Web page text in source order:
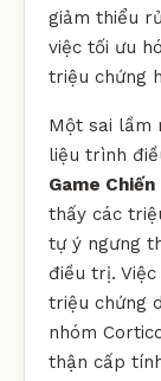
giảm thiểu
việc tối ưu
triệu chứng
Một sai lầm
liệu trình
Game
thấy các
tự ý ngưng
điều trị.
triệu chứng
nhóm
thận cấp